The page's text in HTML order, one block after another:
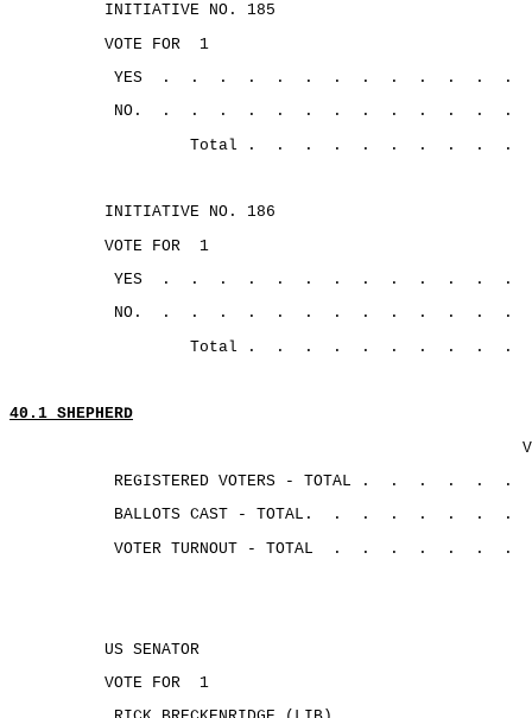
INITIATIVE NO. 185
VOTE FOR
1
YES
. . . . . . . . . . . .
.
NO.
. . . . . . . . . . . .
.
Total .
. . . . . . . . .
INITIATIVE NO. 186
VOTE FOR
1
YES
. . . . . . . . . . . .
.
NO.
. . . . . . . . . . . .
.
Total .
. . . . . . . . .
40.1 SHEPHERD
REGISTERED VOTERS - TOTAL .
. . . .
.
BALLOTS CAST - TOTAL.
. . . . . .
.
VOTER TURNOUT - TOTAL
. . . . . . .
US SENATOR
VOTE FOR
1